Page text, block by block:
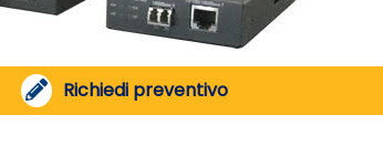
Richiedi preventivo